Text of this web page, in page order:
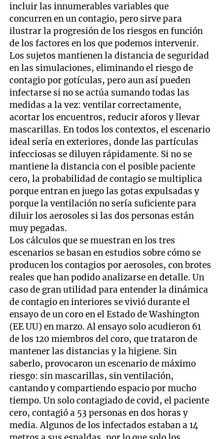
incluir las innumerables variables que
concurren en un contagio, pero sirve para
ilustrar la progresión de los riesgos en función
de los factores en los que podemos intervenir.
Los sujetos mantienen la distancia de seguridad
en las simulaciones, eliminando el riesgo de
contagio por gotículas, pero aun así pueden
infectarse si no se actúa sumando todas las
medidas a la vez: ventilar correctamente,
acortar los encuentros, reducir aforos y llevar
mascarillas. En todos los contextos, el escenario
ideal sería en exteriores, donde las partículas
infecciosas se diluyen rápidamente. Si no se
mantiene la distancia con el posible paciente
cero, la probabilidad de contagio se multiplica
porque entran en juego las gotas expulsadas y
porque la ventilación no sería suficiente para
diluir los aerosoles si las dos personas están
muy pegadas.
Los cálculos que se muestran en los tres
escenarios se basan en estudios sobre cómo se
producen los contagios por aerosoles, con brotes
reales que han podido analizarse en detalle. Un
caso de gran utilidad para entender la dinámica
de contagio en interiores se vivió durante el
ensayo de un coro en el Estado de Washington
(EE UU) en marzo. Al ensayo solo acudieron 61
de los 120 miembros del coro, que trataron de
mantener las distancias y la higiene. Sin
saberlo, provocaron un escenario de máximo
riesgo: sin mascarillas, sin ventilación,
cantando y compartiendo espacio por mucho
tiempo. Un solo contagiado de covid, el paciente
cero, contagió a 53 personas en dos horas y
media. Algunos de los infectados estaban a 14